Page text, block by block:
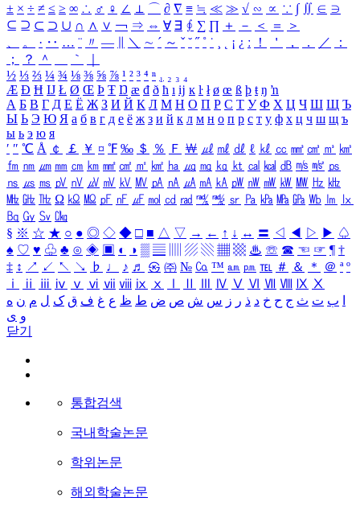
± × ÷ ≠ ≤ ≥ ∞ ∴ ♂ ♀ ∠ ⊥ ⌒ ∂ ∇ ≡ ≒ ≪ ≫ √ ∽ ∝ ∵ ∫ ∬ ∈ ∋
⊆ ⊇ ⊂ ⊃ ∪ ∩ ∧ ∨ ￢ ⇒ ⇔ ∀ ∃ ∮ ∑ ∏ ＋ － ＜ ＝
＞
、
。 · ‥ … ¨ 〃 ― ＼ ∼ ´ ～ ˇ ˘ ˝ ˚ ˙ ¸ ¡ ¿ ː ！ ＇ ， ． ／
：
；
？ ＾ ｀
½ ⅓ ⅔ ¼ ¾ ⅛ ⅜ ⅝ ⅞ ¹ ² ³ ⁴ ⁿ ₁ ₂ ₃ ₄
Æ Ð Ħ Ĳ Ł Ø Œ Þ Ŧ Ŋ æ đ ð ħ ı ĳ ĸ ŀ ł ø œ ß þ ŧ ŋ ŉ
А Б В Г Д Е Ё Ж З И Й К Л М Н О П Р С Т У Ф Х Ц Ч Ш Щ Ъ
Ы Ь Э Ю Я а б в г д е ё ж з и й к л м н о п р с т у ф х ц ч ш щ ъ
ы ь э ю я
′ ″ ℃ Å ￠ ￡ ￥ ¤ ℉ ‰ ＄ ％ Ｆ ￦ ㎕ ㎖ ㎗ ℓ ㎘ ㏄ ㎣ ㎤ ㎥ ㎦
㎙ ㎚ ㎛ ㎜ ㎝ ㎞ ㎟ ㎠ ㎡ ㎢ ㏊ ㎍ ㎎ ㎏ ㏏ ㎈ ㎉ ㏈ ㎧ ㎨ ㎰
㎱ ㎲ ㎳ ㎴ ㎵ ㎶ ㎷ ㎸ ㎹ ㎀ ㎁ ㎂ ㎃ ㎄ ㎺ ㎻ ㎽ ㎾ ㎿ ㎐ ㎑
㎒ ㎓ ㎔ Ω ㏀ ㏁ ㎊ ㎋ ㎌ ㏖ ㏅ ㎭ ㎮ ㎯ ㏛ ㎩ ㎪ ㎫ ㎬ ㏝ ㏐
㏓
㏃ ㏉ ㏜ ㏆
§ ※ ☆ ★ ○ ● ◎ ◇ ◆ □ ■ △ ▽ → ← ↑ ↓ ↔ 〓 ◁ ◀ ▷ ▶ ♤
♠ ♡ ♥ ♧ ♣ ⊙ ◈ ▣ ◐ ◑ ▒ ▤ ▨ ▧ ▦ ▩ ♨ ☏ ☎ ☜ ☞ ¶ †
‡ ↕ ↗ ↙ ↖ ↘ ♭ ♩ ♪ ♬ ㉿ ㈜ № ㏇ ™ ㏂ ㏘ ℡ ＃ ＆ ＊ ＠ ª º
ⅰ
ⅱ ⅲ ⅳ ⅴ ⅵ ⅶ ⅷ ⅸ ⅹ Ⅳ Ⅴ Ⅵ Ⅶ Ⅷ Ⅸ Ⅹ
ب ت ث ج ح خ د ذ ر ز س ش ص ض ط ظ ع غ ف ق ک ل م ن ه
و ی
닫기
통합검색
국내학술논문
학위논문
해외학술논문